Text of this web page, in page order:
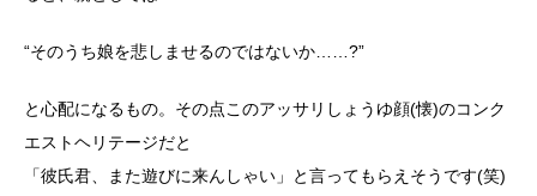
“そのうち娘を悲しませるのではないか……?”
と心配になるもの。その点このアッサリしょうゆ顔(懐)のコンク
エストヘリテージだと
「彼氏君、また遊びに来んしゃい」と言ってもらえそうです(笑)